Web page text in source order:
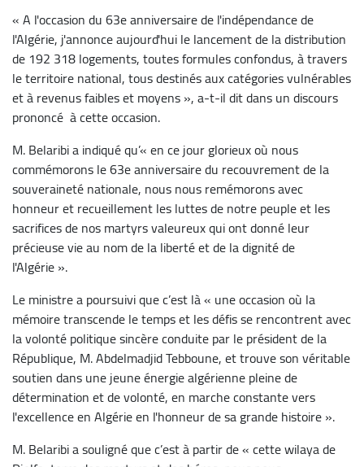
« A l'occasion du 63e anniversaire de l'indépendance de
l'Algérie, j'annonce aujourd'hui le lancement de la distribution
de 192 318 logements, toutes formules confondus, à travers
le territoire national, tous destinés aux catégories vulnérables
et à revenus faibles et moyens », a-t-il dit dans un discours
prononcé à cette occasion.
M. Belaribi a indiqué qu’« en ce jour glorieux où nous
commémorons le 63e anniversaire du recouvrement de la
souveraineté nationale, nous nous remémorons avec
honneur et recueillement les luttes de notre peuple et les
sacrifices de nos martyrs valeureux qui ont donné leur
précieuse vie au nom de la liberté et de la dignité de
l'Algérie ».
Le ministre a poursuivi que c’est là « une occasion où la
mémoire transcende le temps et les défis se rencontrent avec
la volonté politique sincère conduite par le président de la
République, M. Abdelmadjid Tebboune, et trouve son véritable
soutien dans une jeune énergie algérienne pleine de
détermination et de volonté, en marche constante vers
l'excellence en Algérie en l'honneur de sa grande histoire ».
M. Belaribi a souligné que c’est à partir de « cette wilaya de